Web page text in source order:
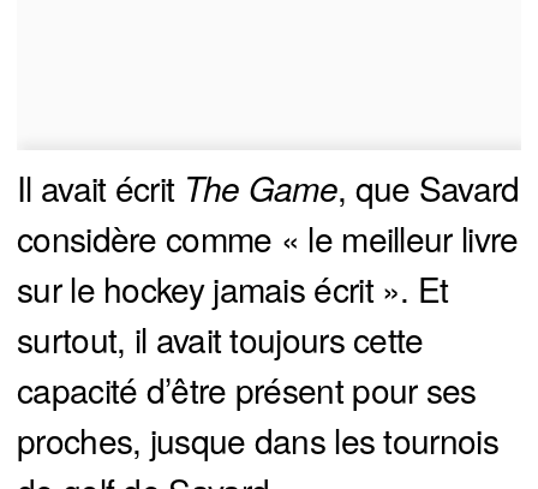
Il avait écrit The Game, que Savard
considère comme « le meilleur livre
sur le hockey jamais écrit ». Et
surtout, il avait toujours cette
capacité d’être présent pour ses
proches, jusque dans les tournois